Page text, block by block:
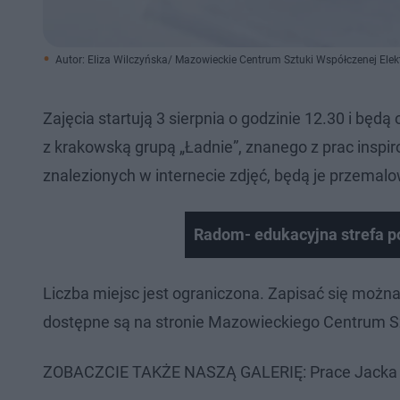
Autor: Eliza Wilczyńska/ Mazowieckie Centrum Sztuki Współczenej
Zajęcia startują 3 sierpnia o godzinie 12.30 i
z krakowską grupą „Ładnie”, znanego z prac
znalezionych w internecie zdjęć, będą je
Radom- edukacyjna strefa
Liczba miejsc jest ograniczona. Zapisać się
dostępne są na stronie Mazowieckiego Centrum
ZOBACZCIE TAKŻE NASZĄ GALERIĘ: Prace